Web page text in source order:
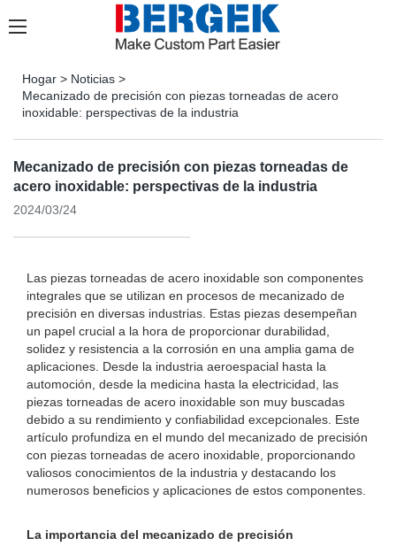
Hogar > Noticias >
Mecanizado de precisión con piezas torneadas de acero
inoxidable: perspectivas de la industria
Mecanizado de precisión con piezas torneadas de
acero inoxidable: perspectivas de la industria
2024/03/24
Las piezas torneadas de acero inoxidable son componentes
integrales que se utilizan en procesos de mecanizado de
precisión en diversas industrias. Estas piezas desempeñan
un papel crucial a la hora de proporcionar durabilidad,
solidez y resistencia a la corrosión en una amplia gama de
aplicaciones. Desde la industria aeroespacial hasta la
automoción, desde la medicina hasta la electricidad, las
piezas torneadas de acero inoxidable son muy buscadas
debido a su rendimiento y confiabilidad excepcionales. Este
artículo profundiza en el mundo del mecanizado de precisión
con piezas torneadas de acero inoxidable, proporcionando
valiosos conocimientos de la industria y destacando los
numerosos beneficios y aplicaciones de estos componentes.
La importancia del mecanizado de precisión